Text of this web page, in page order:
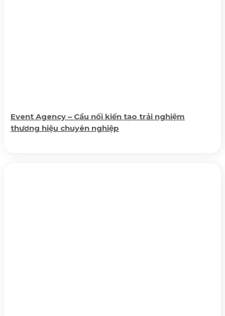
Event Agency – Cầu nối kiến tạo trải nghiệm
thương hiệu chuyên nghiệp